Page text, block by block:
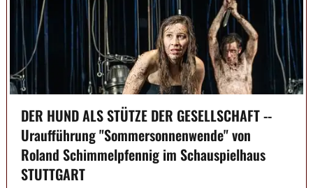
DER HUND ALS STÜTZE DER GESELLSCHAFT --
Uraufführung "Sommersonnenwende" von
Roland Schimmelpfennig im Schauspielhaus
STUTTGART